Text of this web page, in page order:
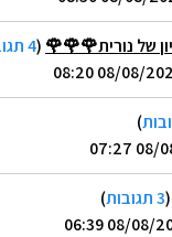
של נורית🌹🌹🌹 (4 תגובות
)
(3 תגובות
)